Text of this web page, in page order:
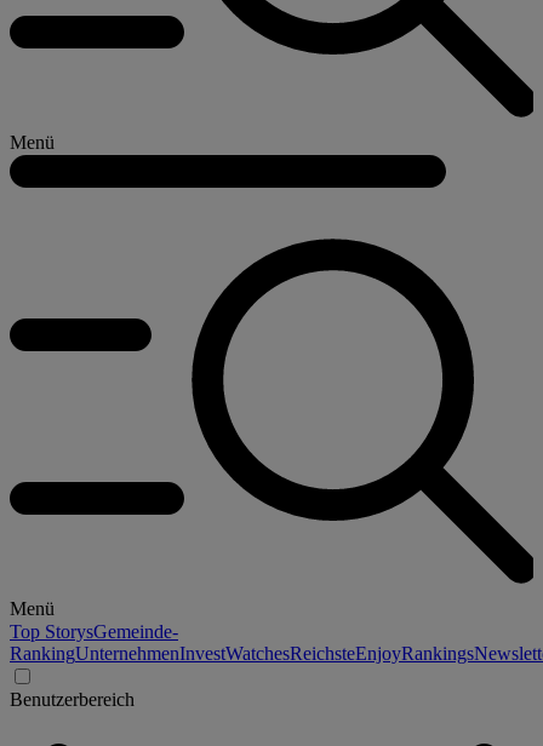
Menü
Menü
Top StorysGemeinde-
RankingUnternehmenInvestWatchesReichsteEnjoyRankings
Benutzerbereich